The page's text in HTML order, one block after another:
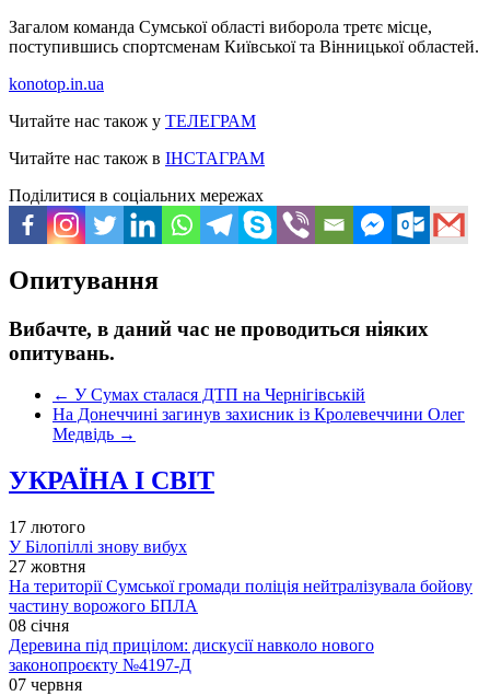
Загалом команда Сумської області виборола третє місце,
поступившись спортсменам Київської та Вінницької областей.
konotop.in.ua
Читайте нас також у ТЕЛЕГРАМ
Читайте нас також в ІНСТАГРАМ
Поділитися в соціальних мережах
Опитування
Вибачте, в даний час не проводиться ніяких
опитувань.
← У Сумах сталася ДТП на Чернігівській
На Донеччині загинув захисник із Кролевеччини Олег
Медвідь →
УКРАЇНА І СВІТ
17 лютого
У Білопіллі знову вибух
27 жовтня
На території Сумської громади поліція нейтралізувала бойову
частину ворожого БПЛА
08 січня
Деревина під прицілом: дискусії навколо нового
законопроєкту №4197-Д
07 червня